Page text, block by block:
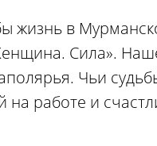
жизнь в
Сила».
Чьи
работе и